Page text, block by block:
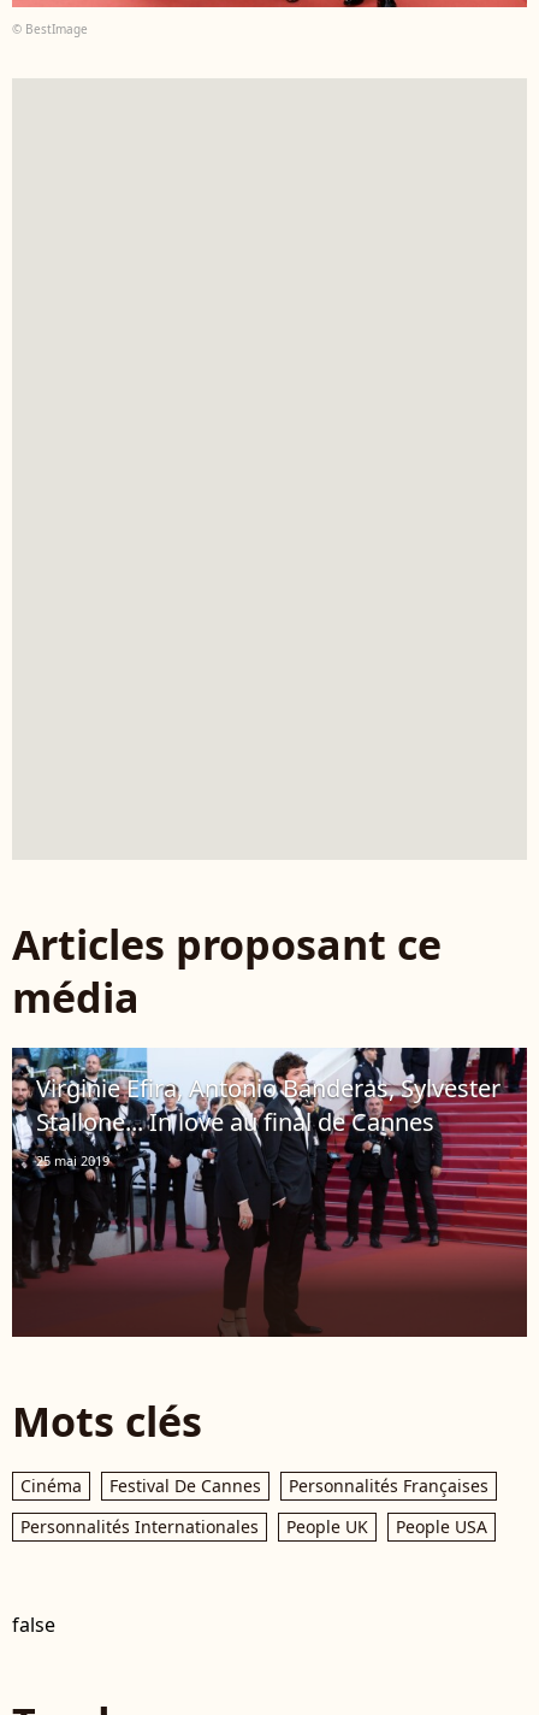
© BestImage
Articles proposant ce
média
Virginie Efira, Antonio Banderas, Sylvester
Stallone... In love au final de Cannes
25 mai 2019
Mots clés
Cinéma Festival De Cannes
Personnalités Françaises
Personnalités Internationales
People UK People USA
false